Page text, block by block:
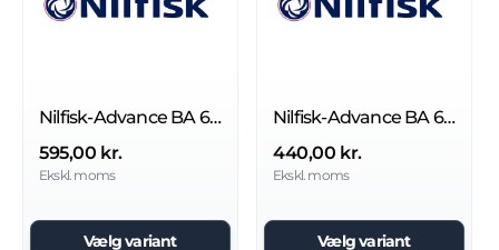
Nilfisk-Advance BA 650 børste
595,00 kr.
Ekskl. moms
Vælg variant
Nilfisk-Advance BA 600S børste
440,00 kr.
Ekskl. moms
Vælg variant